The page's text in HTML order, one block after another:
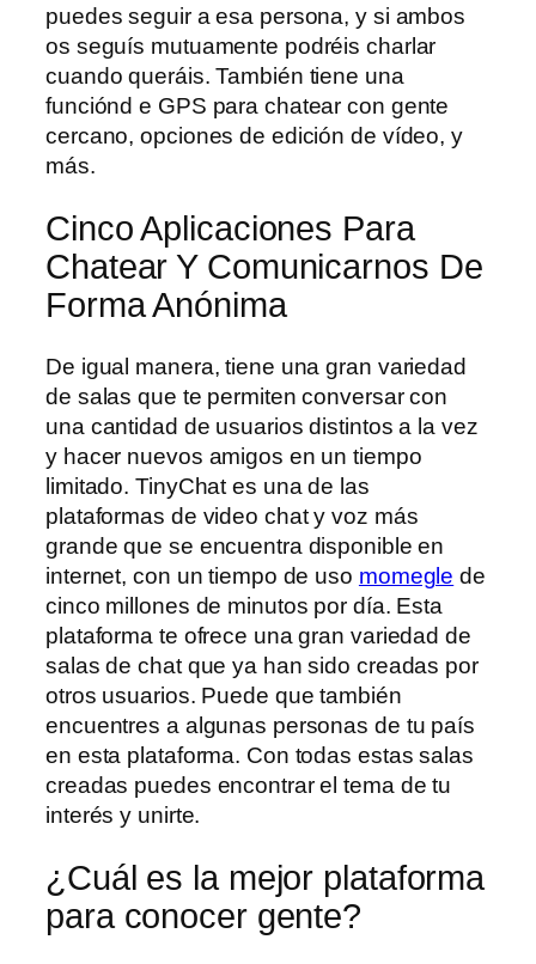
puedes seguir a esa persona, y si ambos
os seguís mutuamente podréis charlar
cuando queráis. También tiene una
funciónd e GPS para chatear con gente
cercano, opciones de edición de vídeo, y
más.
Cinco Aplicaciones Para
Chatear Y Comunicarnos De
Forma Anónima
De igual manera, tiene una gran variedad
de salas que te permiten conversar con
una cantidad de usuarios distintos a la vez
y hacer nuevos amigos en un tiempo
limitado. TinyChat es una de las
plataformas de video chat y voz más
grande que se encuentra disponible en
internet, con un tiempo de uso momegle de
cinco millones de minutos por día. Esta
plataforma te ofrece una gran variedad de
salas de chat que ya han sido creadas por
otros usuarios. Puede que también
encuentres a algunas personas de tu país
en esta plataforma. Con todas estas salas
creadas puedes encontrar el tema de tu
interés y unirte.
¿Cuál es la mejor plataforma
para conocer gente?